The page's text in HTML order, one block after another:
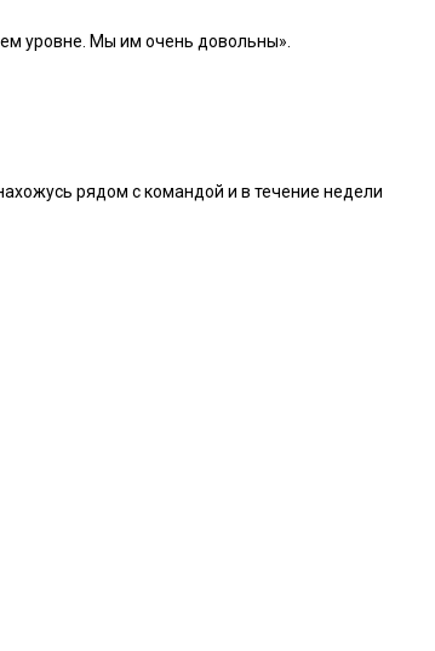
уровне. Мы им очень довольны».
рядом с командой и в течение недели